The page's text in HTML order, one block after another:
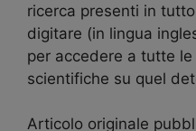
ricerca presenti in
digitare (in lingua
per accedere a tutte
scientifiche su quel
Articolo originale